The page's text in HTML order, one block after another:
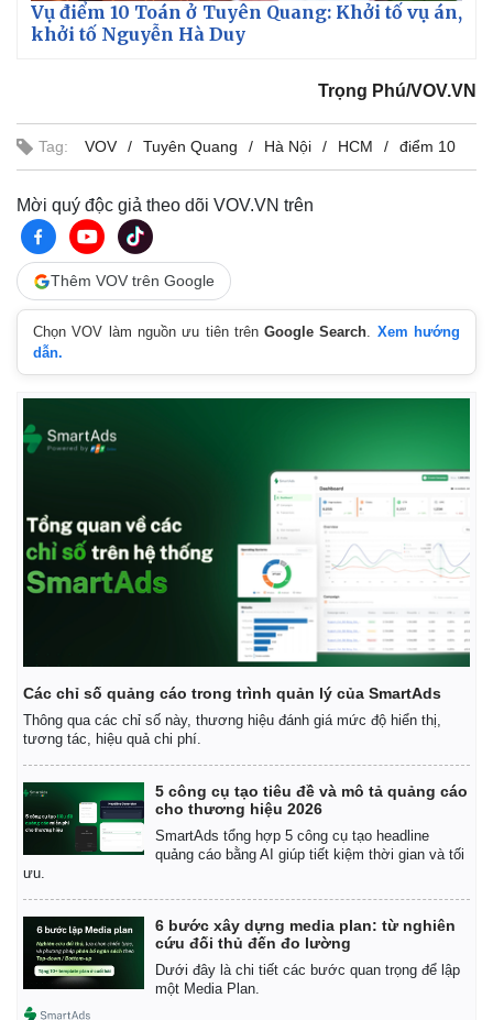
Pháp luật
Vụ án
Tin nóng
Tư vấn luật
Quân sự - Quốc phòng
Vũ khí
Việt Nam
Phân tích
Vụ điểm 10 Toán ở Tuyên Quang: Khởi tố vụ án,
khởi tố Nguyễn Hà Duy
Trọng Phú/VOV.VN
Tag: VOV Tuyên Quang Hà Nội HCM điểm 10
Mời quý độc giả theo dõi VOV.VN trên
Thêm VOV trên Google
Chọn VOV làm nguồn ưu tiên trênGoogle Search. Xem hướng
dẫn.
Các chỉ số quảng cáo trong trình quản lý của SmartAds
Thông qua các chỉ số này, thương hiệu đánh giá mức độ hiển thị,
tương tác, hiệu quả chi phí.
5 công cụ tạo tiêu đề và mô tả quảng cáo
cho thương hiệu 2026
SmartAds tổng hợp 5 công cụ tạo headline
quảng cáo bằng AI giúp tiết kiệm thời gian và tối
ưu.
6 bước xây dựng media plan: từ nghiên
cứu đối thủ đến đo lường
Dưới đây là chi tiết các bước quan trọng để lập
một Media Plan.